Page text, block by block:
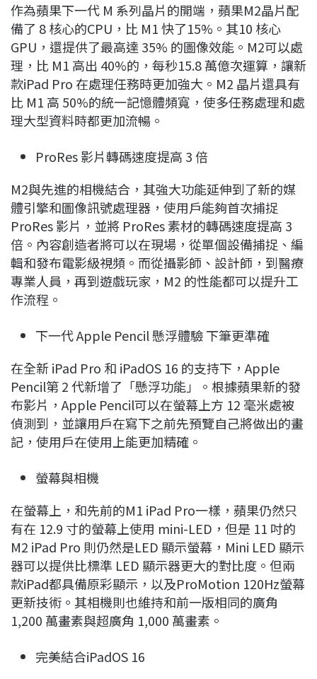
作為蘋果下一代 M 系列晶片的開端，蘋果M2晶片配
備了 8 核心的CPU，比 M1 快了15%。其10 核心
GPU，還提供了最高達 35% 的圖像效能。M2可以處
理，比 M1 高出 40%的，每秒15.8 萬億次運算，讓新
款iPad Pro 在處理任務時更加強大。M2 晶片還具有
比 M1 高 50%的統一記憶體頻寬，使多任務處理和處
理大型資料時都更加流暢。
ProRes 影片轉碼速度提高 3 倍
M2與先進的相機結合，其強大功能延伸到了新的媒
體引擎和圖像訊號處理器，使用戶能夠首次捕捉
ProRes 影片，並將 ProRes 素材的轉碼速度提高 3
倍。內容創造者將可以在現場，從單個設備捕捉、編
輯和發布電影級視頻。而從攝影師、設計師，到醫療
專業人員，再到遊戲玩家，M2 的性能都可以提升工
作流程。
下一代 Apple Pencil 懸浮體驗 下筆更準確
在全新 iPad Pro 和 iPadOS 16 的支持下，Apple
Pencil第 2 代新增了「懸浮功能」。根據蘋果新的發
布影片，Apple Pencil可以在螢幕上方 12 毫米處被
偵測到，並讓用戶在寫下之前先預覽自己將做出的畫
記，使用戶在使用上能更加精確。
螢幕與相機
在螢幕上，和先前的M1 iPad Pro一樣，蘋果仍然只
有在 12.9 寸的螢幕上使用 mini-LED，但是 11 吋的
M2 iPad Pro 則仍然是LED 顯示螢幕，Mini LED 顯示
器可以提供比標準 LED 顯示器更大的對比度。但兩
款iPad都具備原彩顯示，以及ProMotion 120Hz螢幕
更新技術。其相機則也維持和前一版相同的廣角
1,200 萬畫素與超廣角 1,000 萬畫素。
完美結合iPadOS 16